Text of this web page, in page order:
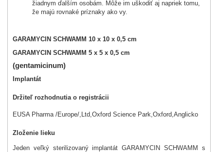
žiadnym ďalším osobám. Môže im uškodiť aj napriek tomu,
že majú rovnaké príznaky ako vy.
GARAMYCIN SCHWAMM 10 x 10 x 0,5 cm
GARAMYCIN SCHWAMM 5 x 5 x 0,5 cm
(gentamicinum)
Implantát
Držiteľ rozhodnutia o registrácii
EUSA Pharma /Europe/,Ltd,Oxford Science Park,Oxford,Anglicko
Zloženie lieku
Jeden veľký sterilizovaný implantát GARAMYCIN SCHWAMM s